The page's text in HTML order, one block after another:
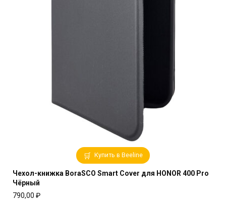
Купить в Beeline
Чехол-книжка BoraSCO Smart Cover для HONOR 400 Pro
Чёрный
790,00 ₽